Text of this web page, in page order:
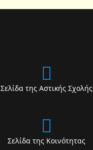
Σελίδα της Αστικής Σχολής
Σελίδα της Κοινότητας